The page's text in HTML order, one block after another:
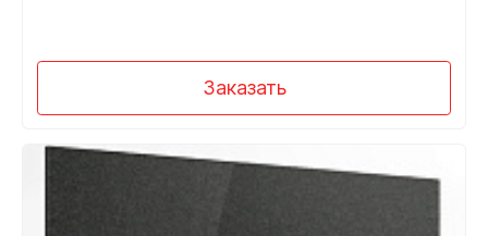
Заказать